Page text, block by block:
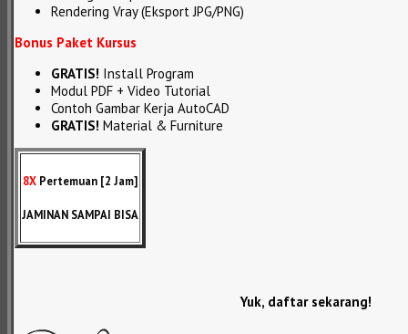
Rendering Vray (Eksport JPG/PNG)
Bonus Paket Kursus
GRATIS! Install Program
Modul PDF + Video Tutorial
Contoh Gambar Kerja AutoCAD
GRATIS! Material & Furniture
8X Pertemuan [2 Jam]
JAMINAN SAMPAI BISA
Yuk, daftar sekarang!